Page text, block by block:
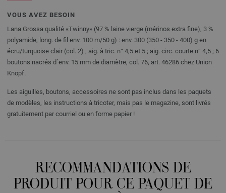
VOUS AVEZ BESOIN
Lana Grossa qualité «Twinny» (97 % laine vierge (mérinos extra fine), 3 %
polyamide, long. de fil env. 100 m/50 g) : env. 300 (350 - 350 - 400) g en
écru/turquoise clair (col. 2) ; aig. à tric. n° 4,5 et 5 ; aig. circ. courte n° 4,5 ; 6
boutons nacrés d´env. 15 mm de diamètre, col. 76, art. 46286 chez Union
Knopf.
Les aiguilles, boutons, accessoires ne sont pas inclus dans les paquets
de modèles, les instructions à tricoter, mais pas le magazine, sont livrés
gratuitement par courriel ou en forme papier !
RECOMMANDATIONS DE
PRODUIT POUR CE PAQUET DE